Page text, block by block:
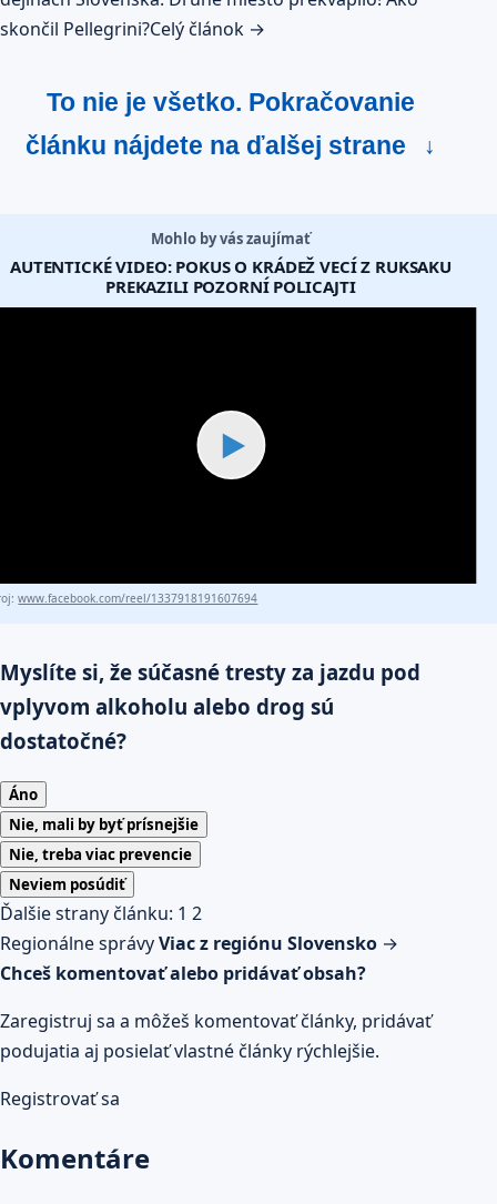
skončil Pellegrini?Celý článok →
To nie je všetko. Pokračovanie
článku nájdete na ďalšej strane
↓
Mohlo by vás zaujímať
AUTENTICKÉ VIDEO: POKUS O KRÁDEŽ VECÍ Z RUKSAKU
PREKAZILI POZORNÍ POLICAJTI
▶
www.facebook.com/reel/1337918191607694
Myslíte si, že súčasné tresty za jazdu pod
vplyvom alkoholu alebo drog sú
dostatočné?
Áno
Nie, mali by byť prísnejšie
Nie, treba viac prevencie
Neviem posúdiť
Ďalšie strany článku: 1 2
Regionálne správyViac z regiónu Slovensko →
Chceš komentovať alebo pridávať obsah?
Zaregistruj sa a môžeš komentovať články, pridávať
podujatia aj posielať vlastné články rýchlejšie.
Registrovať sa
Komentáre